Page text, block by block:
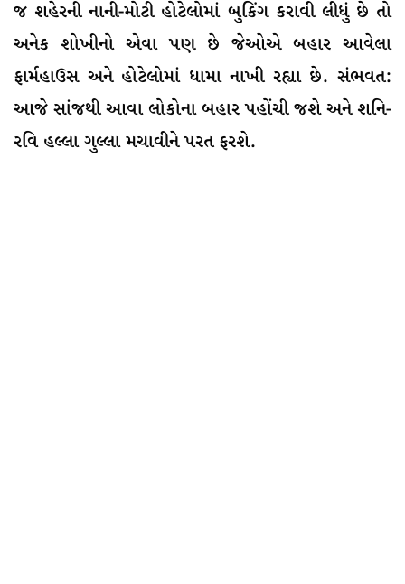
જ શહેરની નાની-મોટી હોટેલોમાં બુકિંગ કરાવી લીધું છે તો
અનેક શોખીનો એવા પણ છે જેઓએ બહાર આવેલા
ફાર્મહાઉસ અને હોટેલોમાં ધામા નાખી રહ્યા છે. સંભવત:
આજે સાંજથી આવા લોકોના બહાર પહોંચી જશે અને શનિ-
રવિ હલ્લા ગુલ્લા મચાવીને પરત ફરશે.